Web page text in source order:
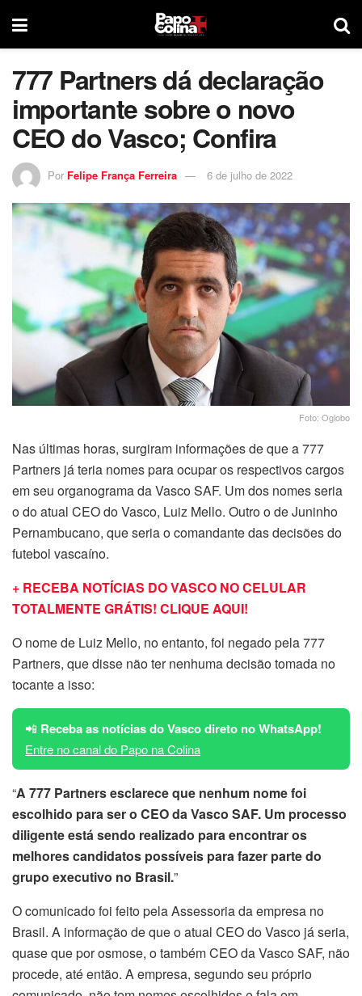
777 Partners dá declaração
importante sobre o novo
CEO do Vasco; Confira
Por Felipe França Ferreira 6 de julho de 2022
Foto: Oglobo
Nas últimas horas, surgiram informações de que a 777
Partners já teria nomes para ocupar os respectivos cargos
em seu organograma da Vasco SAF. Um dos nomes seria
o do atual CEO do Vasco, Luiz Mello. Outro o de Juninho
Pernambucano, que seria o comandante das decisões do
futebol vascaíno.
+ RECEBA NOTÍCIAS DO VASCO NO CELULAR
TOTALMENTE GRÁTIS! CLIQUE AQUI!
O nome de Luiz Mello, no entanto, foi negado pela 777
Partners, que disse não ter nenhuma decisão tomada no
tocante a isso:
📲 Receba as notícias do Vasco direto no WhatsApp!
Entre no canal do Papo na Colina
“A 777 Partners esclarece que nenhum nome foi
escolhido para ser o CEO da Vasco SAF. Um processo
diligente está sendo realizado para encontrar os
melhores candidatos possíveis para fazer parte do
grupo executivo no Brasil.”
O comunicado foi feito pela Assessoria da empresa no
Brasil. A informação de que o atual CEO do Vasco já seria,
quase que por osmose, o também CEO da Vasco SAF, não
procede, até então. A empresa, segundo seu próprio